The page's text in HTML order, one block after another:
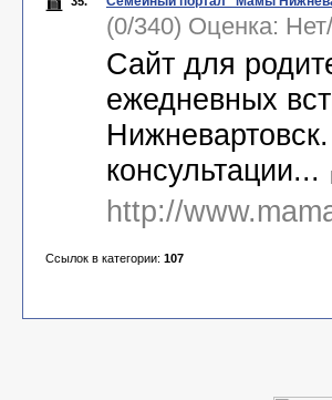
(0/340) Оценка: Нет/
Сайт для
ежедневных
консультации...
http://
Ссылок в категории: 107